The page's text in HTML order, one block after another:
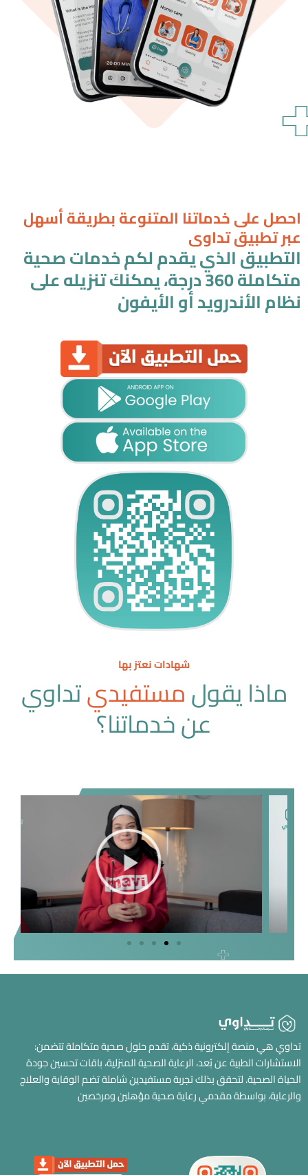
احصل على خدماتنا المتنوعة بطريقة أسهل
عبر تطبيق تداوي
التطبيق الذي يقدم لكم خدمات صحية
متكاملة 360 درجة، يمكنكَ تنزيله على
نظام الأندرويد أو الأيفون
شهادات نعتز بها
ماذا يقولمستفيديتداوي
عن خدماتنا؟
Play
تداوي هي منصة إلكترونية ذكية، تقدم حلول صحية متكاملة تتضمن:
الاستشارات الطبية عن بُعد، الرعاية الصحية المنزلية، باقات تحسين جودة
الحياة الصحية. لتحقق بذلك تجربة مستفيدين شاملة تضم الوقاية والعلاج
والرعاية، بواسطة مقدمي رعاية صحية مؤهلين ومرخصين